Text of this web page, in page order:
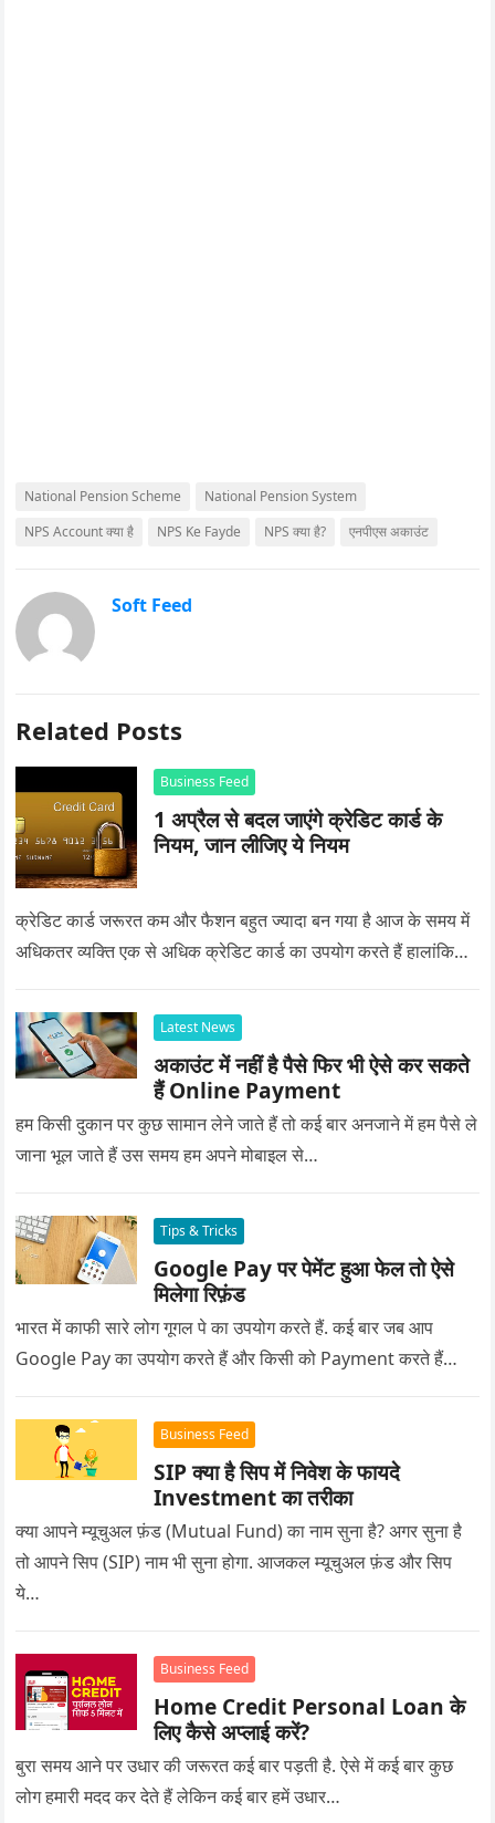
National Pension Scheme
National Pension System
NPS Account क्या है
NPS Ke Fayde NPS क्या है? एनपीएस अकाउंट
Soft Feed
Related Posts
Business Feed
1 अप्रैल से बदल जाएंगे क्रेडिट कार्ड के
नियम, जान लीजिए ये नियम
क्रेडिट कार्ड जरूरत कम और फैशन बहुत ज्यादा बन गया है आज के समय में
अधिकतर व्यक्ति एक से अधिक क्रेडिट कार्ड का उपयोग करते हैं हालांकि…
Latest News
अकाउंट में नहीं है पैसे फिर भी ऐसे कर सकते
हैं Online Payment
हम किसी दुकान पर कुछ सामान लेने जाते हैं तो कई बार अनजाने में हम पैसे ले
जाना भूल जाते हैं उस समय हम अपने मोबाइल से…
Tips & Tricks
Google Pay पर पेमेंट हुआ फेल तो ऐसे
मिलेगा रिफ़ंड
भारत में काफी सारे लोग गूगल पे का उपयोग करते हैं. कई बार जब आप
Google Pay का उपयोग करते हैं और किसी को Payment करते हैं…
Business Feed
SIP क्या है सिप में निवेश के फायदे
Investment का तरीका
क्या आपने म्यूचुअल फ़ंड (Mutual Fund) का नाम सुना है? अगर सुना है
तो आपने सिप (SIP) नाम भी सुना होगा. आजकल म्यूचुअल फ़ंड और सिप
ये…
Business Feed
Home Credit Personal Loan के
लिए कैसे अप्लाई करें?
बुरा समय आने पर उधार की जरूरत कई बार पड़ती है. ऐसे में कई बार कुछ
लोग हमारी मदद कर देते हैं लेकिन कई बार हमें उधार…